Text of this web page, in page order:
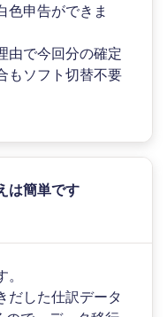
色申告ができま
由で今回分の確定
もソフト切替不要
は簡単です
だした仕訳データ